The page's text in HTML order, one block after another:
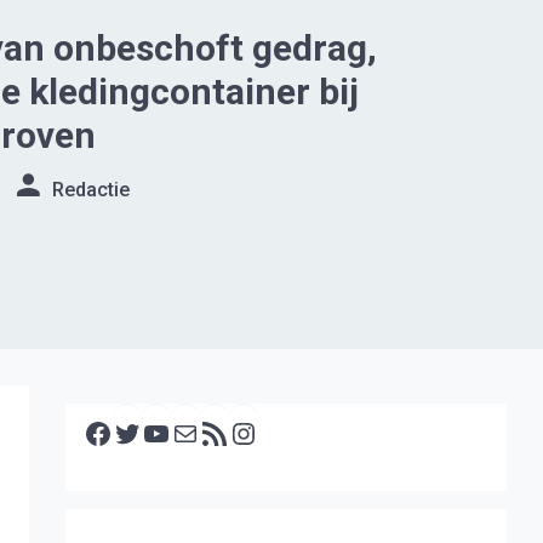
onbeschoft gedrag,
kledingcontainer bij
Redactie
Facebook Twitter YouTube E-mail RSS feed